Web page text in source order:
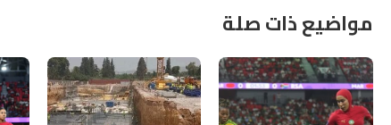
مواضيع ذات صلة